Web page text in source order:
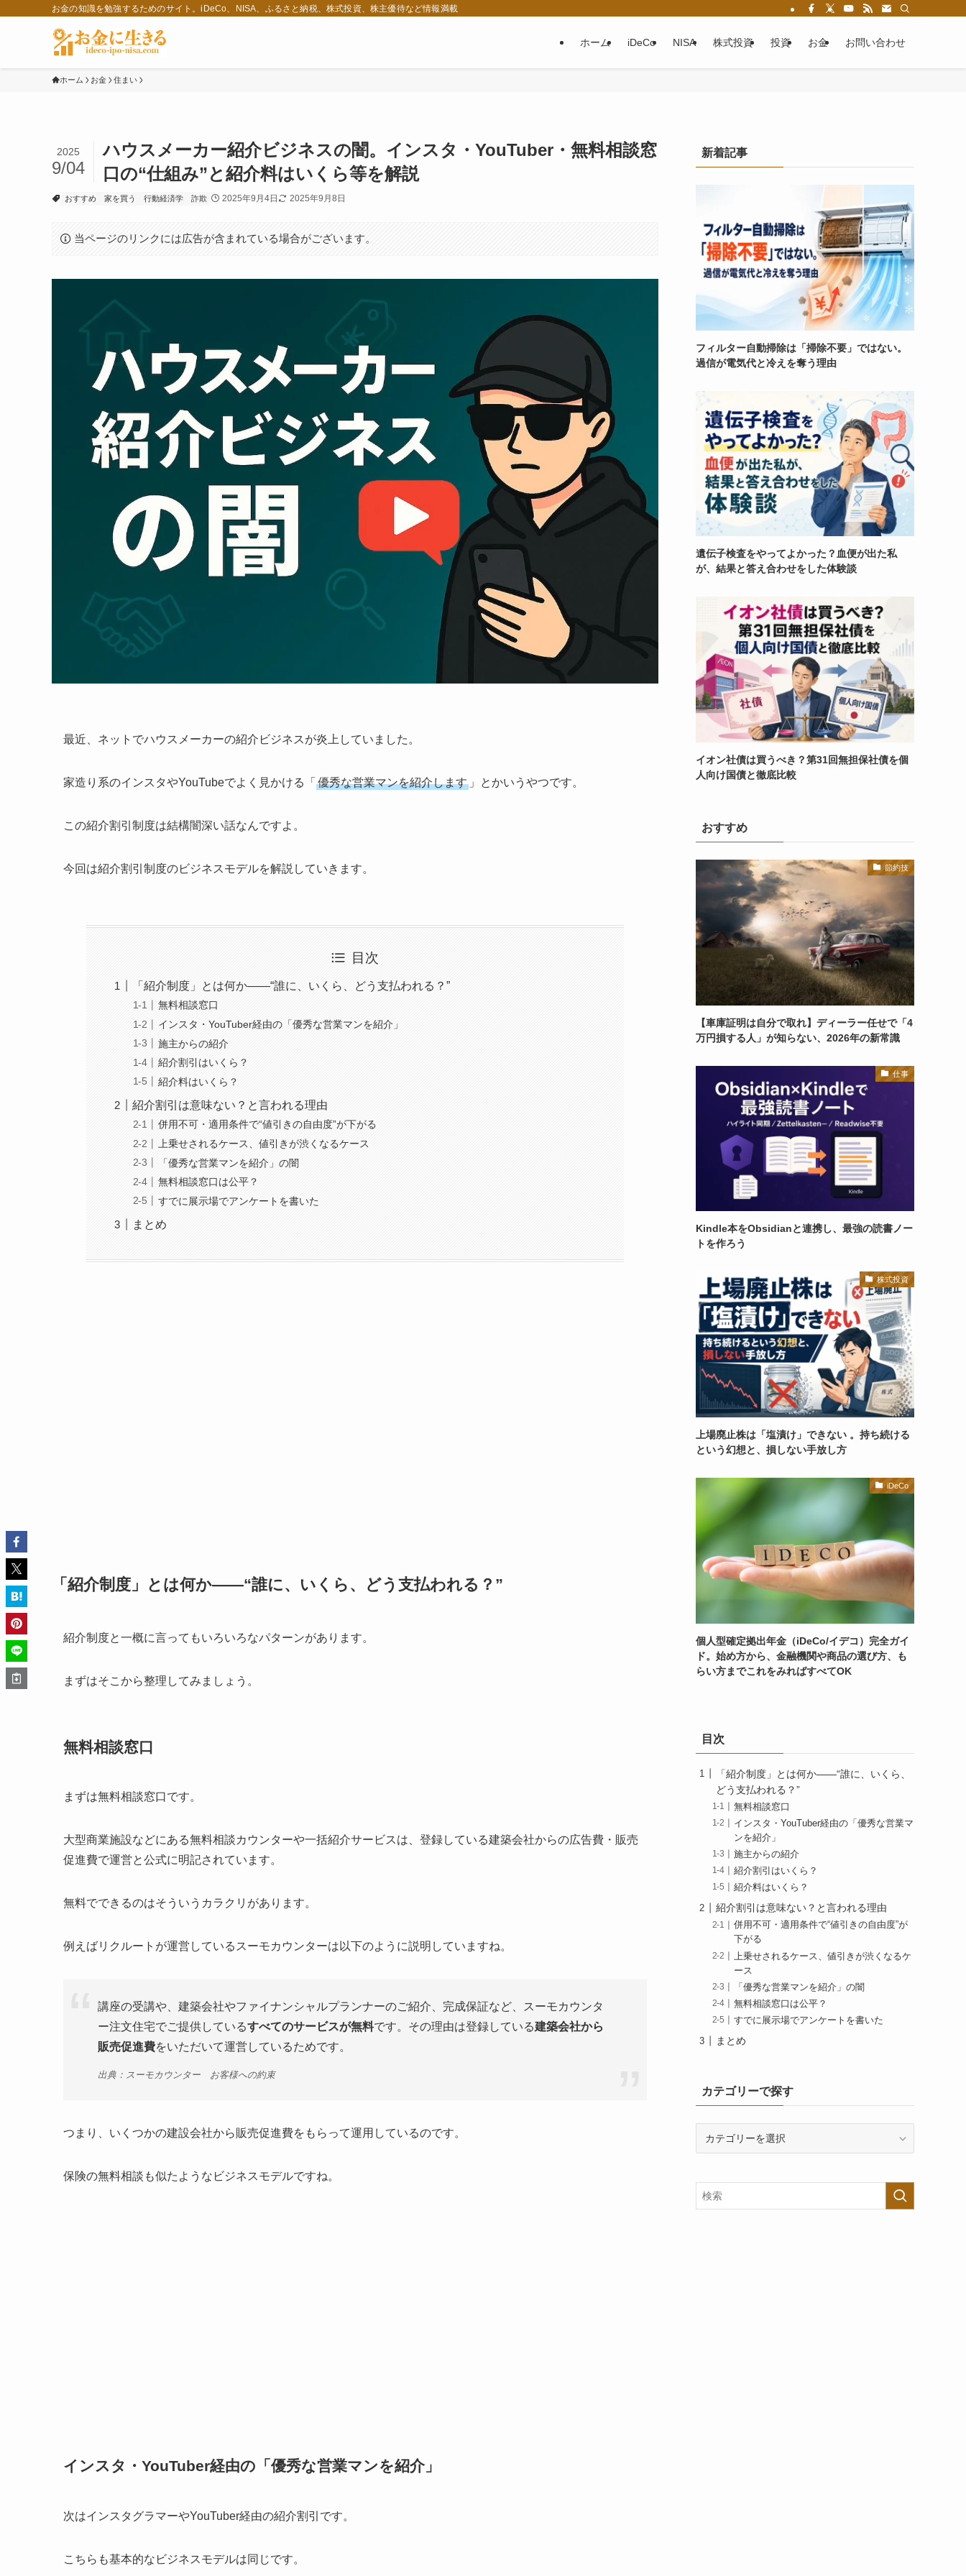
お金の知識を勉強するためのサイト。iDeCo、NISA、ふるさと納税、株式投資、株主優待など情報満載
ホーム iDeCo NISA 株式投資 投資 お金 お問い合わせ
ホーム お金 住まい
ハウスメーカー紹介ビジネスの闇。インスタ・YouTuber・無料相談窓
口の“仕組み”と紹介料はいくら等を解説
2025
9/04
おすすめ 家を買う 行動経済学 詐欺 2025年9月4日 2025年9月8日
当ページのリンクには広告が含まれている場合がございます。
最近、ネットでハウスメーカーの紹介ビジネスが炎上していました。
家造り系のインスタやYouTubeでよく見かける「 優秀な営業マンを紹介します 」とかいうやつです。
この紹介割引制度は結構闇深い話なんですよ。
今回は紹介割引制度のビジネスモデルを解説していきます。
目次
「紹介制度」とは何か——“誰に、いくら、どう支払われる？”
無料相談窓口
インスタ・YouTuber経由の「優秀な営業マンを紹介」
施主からの紹介
紹介割引はいくら？
紹介料はいくら？
紹介割引は意味ない？と言われる理由
併用不可・適用条件で“値引きの自由度”が下がる
上乗せされるケース、値引きが渋くなるケース
「優秀な営業マンを紹介」の闇
無料相談窓口は公平？
すでに展示場でアンケートを書いた
まとめ
「紹介制度」とは何か——“誰に、いくら、どう支払われる？”
紹介制度と一概に言ってもいろいろなパターンがあります。
まずはそこから整理してみましょう。
無料相談窓口
まずは無料相談窓口です。
大型商業施設などにある無料相談カウンターや一括紹介サービスは、登録している建築会社からの広告費・販売
促進費で運営と公式に明記されています。
無料でできるのはそういうカラクリがあります。
例えばリクルートが運営しているスーモカウンターは以下のように説明していますね。
講座の受講や、建築会社やファイナンシャルプランナーのご紹介、完成保証など、スーモカウンタ
ー注文住宅でご提供しているすべてのサービスが無料です。その理由は登録している建築会社から
販売促進費をいただいて運営しているためです。
出典：スーモカウンター お客様への約束
つまり、いくつかの建設会社から販売促進費をもらって運用しているのです。
保険の無料相談も似たようなビジネスモデルですね。
インスタ・YouTuber経由の「優秀な営業マンを紹介」
次はインスタグラマーやYouTuber経由の紹介割引です。
こちらも基本的なビジネスモデルは同じです。
新着記事
フィルター自動掃除は「掃除不要」ではない。
過信が電気代と冷えを奪う理由
遺伝子検査をやってよかった？血便が出た私
が、結果と答え合わせをした体験談
イオン社債は買うべき？第31回無担保社債を個
人向け国債と徹底比較
おすすめ
節約技
【車庫証明は自分で取れ】ディーラー任せで「4
万円損する人」が知らない、2026年の新常識
仕事
Kindle本をObsidianと連携し、最強の読書ノー
トを作ろう
株式投資
上場廃止株は「塩漬け」できない 。持ち続ける
という幻想と、損しない手放し方
iDeCo
個人型確定拠出年金（iDeCo/イデコ）完全ガイ
ド。始め方から、金融機関や商品の選び方、も
らい方までこれをみればすべてOK
目次
「紹介制度」とは何か——“誰に、いくら、
どう支払われる？”
無料相談窓口
インスタ・YouTuber経由の「優秀な営業マ
ンを紹介」
施主からの紹介
紹介割引はいくら？
紹介料はいくら？
紹介割引は意味ない？と言われる理由
併用不可・適用条件で“値引きの自由度”が
下がる
上乗せされるケース、値引きが渋くなるケ
ース
「優秀な営業マンを紹介」の闇
無料相談窓口は公平？
すでに展示場でアンケートを書いた
まとめ
カテゴリーで探す
ー
で